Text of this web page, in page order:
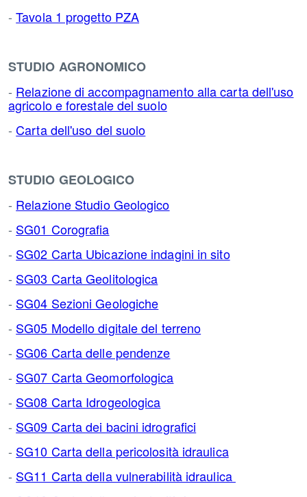
-Tavola 1 progetto PZA
STUDIO AGRONOMICO
- Relazione di accompagnamento alla carta dell'uso
agricolo e forestale del suolo
-Carta dell'uso del suolo
STUDIO GEOLOGICO
- Relazione Studio Geologico
- SG01 Corografia
- SG02 Carta Ubicazione indagini in sito
- SG03 Carta Geolitologica
- SG04 Sezioni Geologiche
- SG05 Modello digitale del terreno
- SG06 Carta delle pendenze
- SG07 Carta Geomorfologica
- SG08 Carta Idrogeologica
- SG09 Carta dei bacini idrografici
- SG10 Carta della pericolosità idraulica
- SG11 Carta della vulnerabilità idraulica